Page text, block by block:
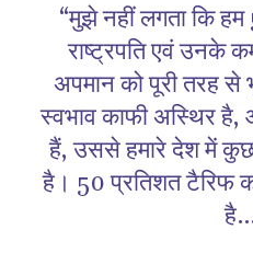
“मुझे नहीं लगता कि
राष्ट्रपति एवं उनके
अपमान को पूरी तरह
स्वभाव काफी अस्थिर
हैं, उससे हमारे देश में
है। 50 प्रतिशत टैरिफ